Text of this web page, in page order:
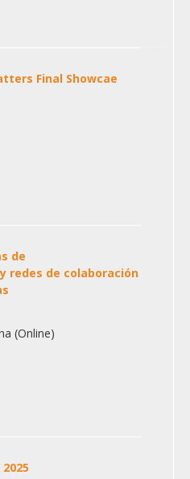
Final Showcae
de
redes de colaboración
(Online)